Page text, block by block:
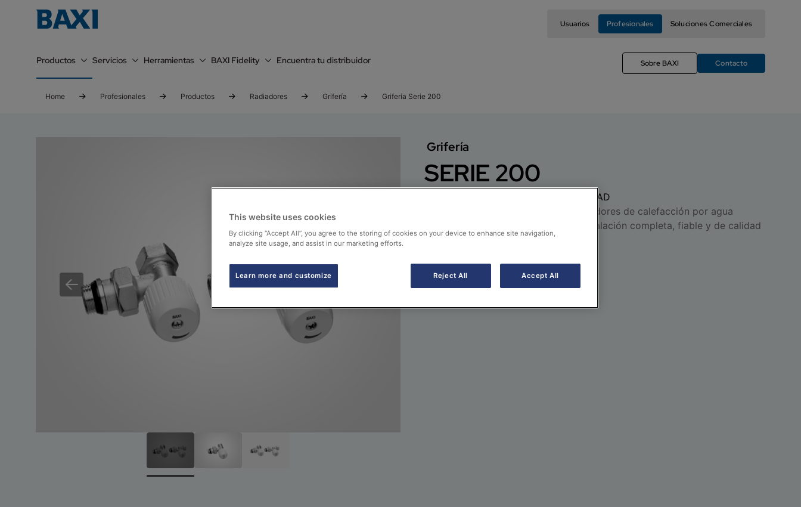
Usuarios Profesionales Soluciones Comerciales
Productos Servicios Herramientas BAXI Fidelity Encuentra tu distribuidor Sobre BAXI Contacto
Home Profesionales Productos Radiadores Grifería Grifería Serie 200
Grifería
SERIE 200
INSTALACIONES FIABLES Y DE CALIDAD
Una amplia gama de llaves para radiadores de calefacción por agua
caliente con la que conseguir una instalación completa, fiable y de calidad
.
Manuales
This website uses cookies
By clicking “Accept All”, you agree to the storing of cookies on your device to enhance site navigation,
analyze site usage, and assist in our marketing efforts.
Learn more and customize Reject All Accept All